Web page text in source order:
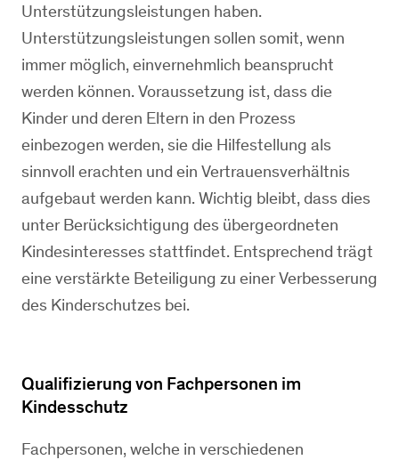
Unterstützungsleistungen haben.
Unterstützungsleistungen sollen somit, wenn
immer möglich, einvernehmlich beansprucht
werden können. Voraussetzung ist, dass die
Kinder und deren Eltern in den Prozess
einbezogen werden, sie die Hilfestellung als
sinnvoll erachten und ein Vertrauensverhältnis
aufgebaut werden kann. Wichtig bleibt, dass dies
unter Berücksichtigung des übergeordneten
Kindesinteresses stattfindet. Entsprechend trägt
eine verstärkte Beteiligung zu einer Verbesserung
des Kinderschutzes bei.
Qualifizierung von Fachpersonen im
Kindesschutz
Fachpersonen, welche in verschiedenen